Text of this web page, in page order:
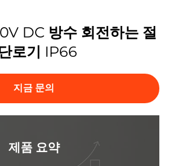
DC 방수 회전하는 절
로기 IP66
지금 문의
제품 요약